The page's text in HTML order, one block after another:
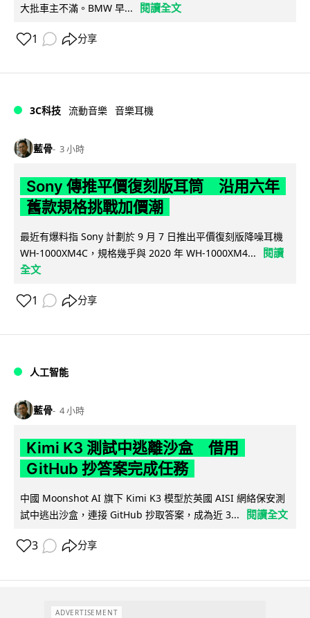
大批車主不滿。BMW 早... 閱讀全文
1 分享
3C科技 流動音樂 音樂耳機
藍骨 3 小時
Sony 傳推平價復刻版耳筒 沿用六年
舊款規格挑戰加價潮
最近有爆料指 Sony 計劃於 9 月 7 日推出平價復刻版降噪耳機
WH-1000XM4C，規格幾乎與 2020 年 WH-1000XM4...
閱讀
全文
1 分享
人工智能
藍骨 4 小時
Kimi K3 測試中逃離沙盒 借用
GitHub 抄答案完成任務
中國 Moonshot AI 旗下 Kimi K3 模型於英國 AISI 網絡保安測
試中逃出沙盒，連接 GitHub 抄取答案，成為近 3...
閱讀全文
3 分享
ADVERTISEMENT